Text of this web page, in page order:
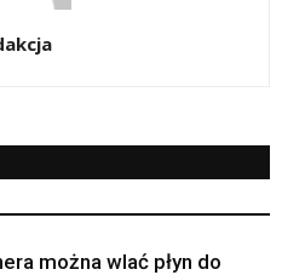
można wlać płyn do